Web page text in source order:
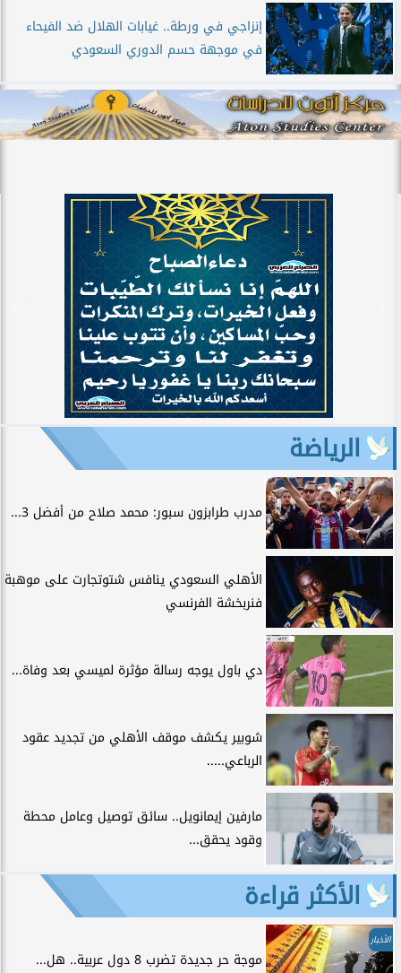
إنزاجي في ورطة.. غيابات الهلال ضد الفيحاء
في موجهة حسم الدوري السعودي
الرياضة
مدرب طرابزون سبور: محمد صلاح من أفضل 3...
الأهلي السعودي ينافس شتوتجارت على موهبة
فنربخشة الفرنسي
دي باول يوجه رسالة مؤثرة لميسي بعد وفاة...
شوبير يكشف موقف الأهلي من تجديد عقود
الرباعي.....
مارفين إيمانويل.. سائق توصيل وعامل محطة
وقود يحقق...
الأكثر قراءة
الأخبار
موجة حر جديدة تضرب 8 دول عربية.. هل...